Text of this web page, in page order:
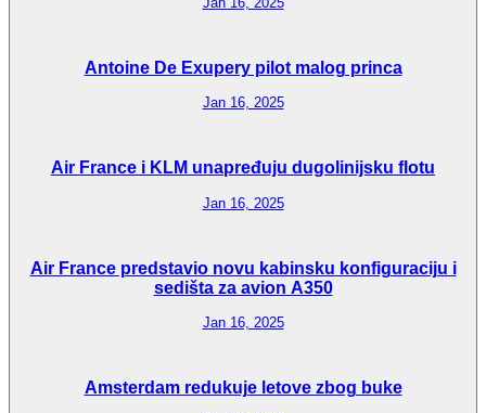
Antoine De Exupery pilot malog princa
Jan 16, 2025
Air France i KLM unapređuju dugolinijsku flotu
Jan 16, 2025
Air France predstavio novu kabinsku konfiguraciju i
sedišta za avion A350
Jan 16, 2025
Amsterdam redukuje letove zbog buke